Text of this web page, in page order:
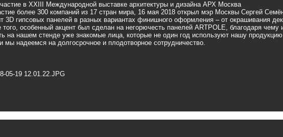
в XXIII Международной выставке архитектуры и дизайна АРХ Москва
более 300 компаний из 17 стран мира, 16 мая 2018 открыл мэр Москвы Сергей
3D гипсовых панелей в разных вариантах финишного оформления – от окрашивания
того, особенный акцент был сделан на негорючесть панелей ARTPOLE, благодаря чему
на нашем стенде уже знакомые лица, которые не один год используют нашу
надеемся на долгосрочное и плодотворное сотрудничество.